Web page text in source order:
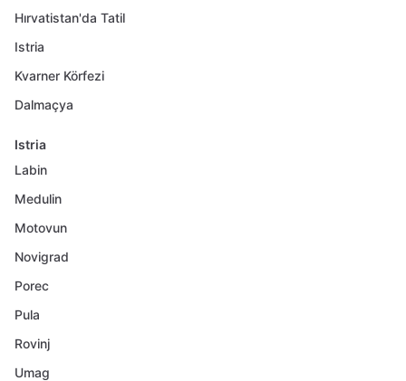
Hırvatistan'da Tatil
Istria
Kvarner Körfezi
Dalmaçya
Istria
Labin
Medulin
Motovun
Novigrad
Porec
Pula
Rovinj
Umag